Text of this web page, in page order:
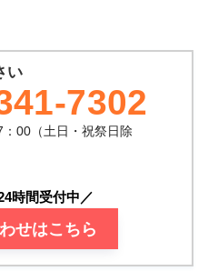
い
7302
00（土日・祝祭日除
時間受付中／
せはこちら